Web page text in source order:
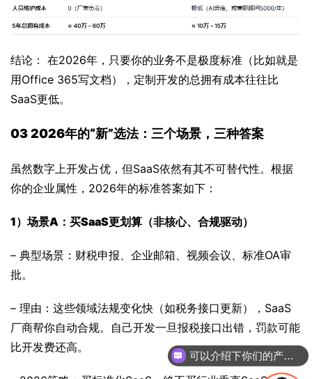
结论： 在2026年，只要你的业务不是极度标准（比如就是
用Office 365写文档），定制开发的总拥有成本往往比
SaaS更低。
03 2026年的“新”选法：三个场景，三种答案
虽然数字上开发占优，但SaaS依然有其不可替代性。根据
你的企业属性，2026年的标准答案如下：
1） 场景A：买SaaS更划算（非核心、合规驱动）
– 典型场景：财税申报、企业邮箱、视频会议、标准OA审
批。
– 理由：这些领域法规变化快（如税务接口更新），SaaS
厂商帮你自动合规。自己开发一旦报税接口出错，罚款可能
比开发费还高。
可以介绍下你们的产品么